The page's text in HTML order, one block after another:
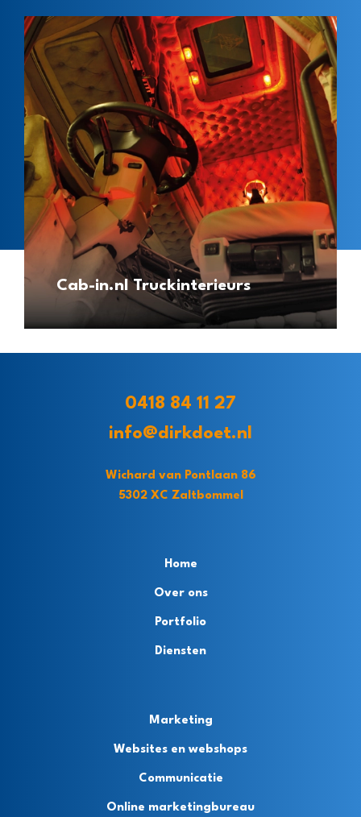
Cab-in.nl Truckinterieurs
0418 84 11 27
info@dirkdoet.nl
Wichard van Pontlaan 86
5302 XC Zaltbommel
Home
Over ons
Portfolio
Diensten
Marketing
Websites en webshops
Communicatie
Online marketingbureau